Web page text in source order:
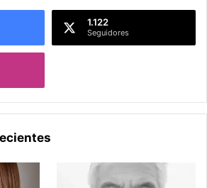
1.122
Seguidores